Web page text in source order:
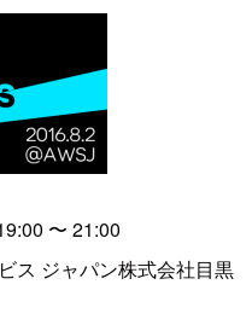
〜 21:00
ス ジャパン株式会社目黒